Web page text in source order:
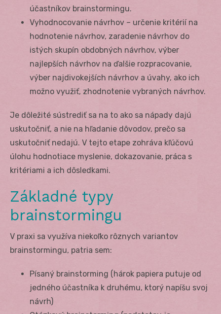
účastníkov brainstormingu.
Vyhodnocovanie návrhov – určenie kritérií na
hodnotenie návrhov, zaradenie návrhov do
istých skupín obdobných návrhov, výber
najlepších návrhov na ďalšie rozpracovanie,
výber najdivokejších návrhov a úvahy, ako ich
možno využiť, zhodnotenie vybraných návrhov.
Je dôležité sústrediť sa na to ako sa nápady dajú
uskutočniť, a nie na hľadanie dôvodov, prečo sa
uskutočniť nedajú. V tejto etape zohráva kľúčovú
úlohu hodnotiace myslenie, dokazovanie, práca s
kritériami a ich dôsledkami.
Základné typy
brainstormingu
V praxi sa využíva niekoľko rôznych variantov
brainstormingu, patria sem:
Písaný brainstorming (hárok papiera putuje od
jedného účastníka k druhému, ktorý napíšu svoj
návrh)